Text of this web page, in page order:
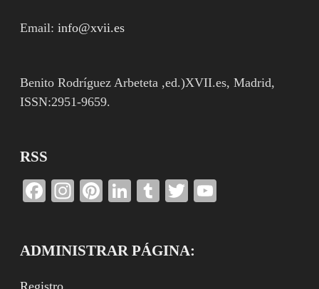
Email:info@xvii.es
Benito Rodríguez Arbeteta ,ed.)XVII.es, Madrid,
ISSN:2951-9659.
RSS
Facebook
Instagram
Pinterest
LinkedIn
TumblrTwitter
ADMINISTRAR PÁGINA: